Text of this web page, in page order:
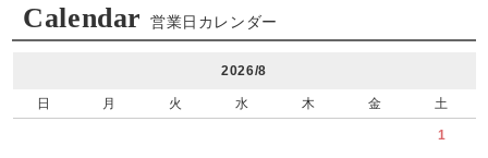
Calendar 営業日カレンダー
2026/8
日 月 火 水 木 金 土
1